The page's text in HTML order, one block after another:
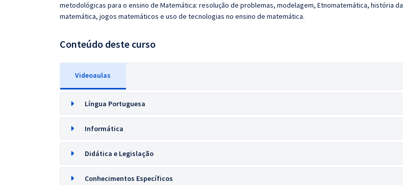
metodológicas para o ensino de Matemática: resolução de problemas, modelagem, Etnomatemática, história da
matemática, jogos matemáticos e uso de tecnologias no ensino de matemática.
Conteúdo deste curso
Videoaulas
Língua Portuguesa
Informática
Didática e Legislação
Conhecimentos Específicos